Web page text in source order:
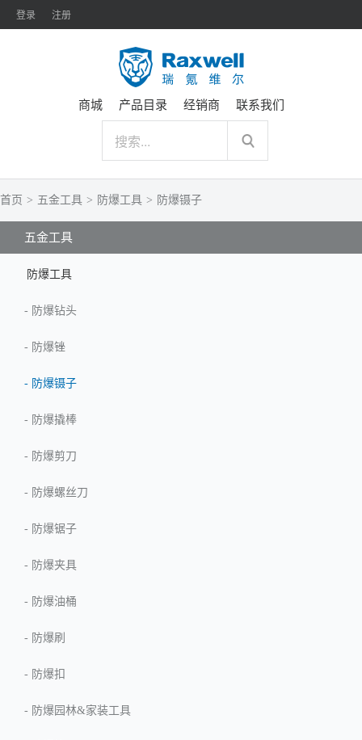
登录 注册
商城 产品目录 经销商 联系我们
首页 > 五金工具 > 防爆工具 > 防爆镊子
五金工具
防爆工具
- 防爆钻头
- 防爆锉
- 防爆镊子
- 防爆撬棒
- 防爆剪刀
- 防爆螺丝刀
- 防爆锯子
- 防爆夹具
- 防爆油桶
- 防爆刷
- 防爆扣
- 防爆园林&家装工具